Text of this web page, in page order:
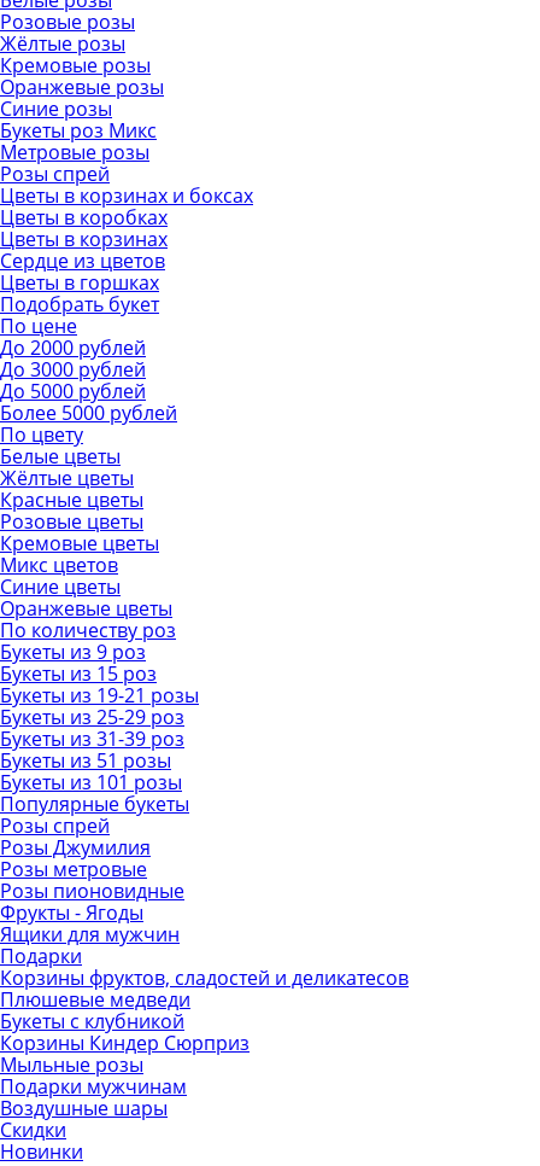
Розовые розы
Жёлтые розы
Кремовые розы
Оранжевые розы
Синие розы
Букеты роз Микс
Метровые розы
Розы спрей
Цветы в корзинах и боксах
Цветы в коробках
Цветы в корзинах
Сердце из цветов
Цветы в горшках
Подобрать букет
По цене
До 2000 рублей
До 3000 рублей
До 5000 рублей
Более 5000 рублей
По цвету
Белые цветы
Жёлтые цветы
Красные цветы
Розовые цветы
Кремовые цветы
Микс цветов
Синие цветы
Оранжевые цветы
По количеству роз
Букеты из 9 роз
Букеты из 15 роз
Букеты из 19-21 розы
Букеты из 25-29 роз
Букеты из 31-39 роз
Букеты из 51 розы
Букеты из 101 розы
Популярные букеты
Розы спрей
Розы Джумилия
Розы метровые
Розы пионовидные
Фрукты - Ягоды
Ящики для мужчин
Подарки
Корзины фруктов, сладостей и деликатесов
Плюшевые медведи
Букеты с клубникой
Корзины Киндер Сюрприз
Мыльные розы
Подарки мужчинам
Воздушные шары
Скидки
Новинки